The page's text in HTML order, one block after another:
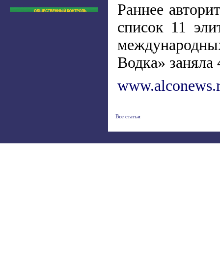
Раннее
список 11
Водка» заняла
Все статьи